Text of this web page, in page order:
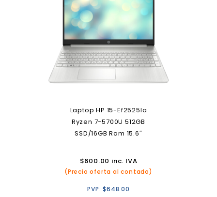
Laptop HP 15-Ef2525la
Ryzen 7-5700U 512GB
SSD/16GB Ram 15.6″
$600.00 inc. IVA
(Precio oferta al contado)
PVP:$648.00